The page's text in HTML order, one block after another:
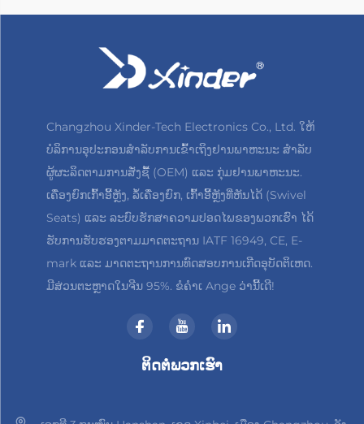
Changzhou Xinder-Tech Electronics Co., Ltd. ໃຫ້
ບໍລິການອຸປະກອນສຳລັບການເຂົ້າເຖິງຢານພາຫະນະ ສຳລັບ
ຜູ້ຜະລິດຕາມການສັ່ງຊື້ (OEM) ແລະ ກຸ່ມຢານພາຫະນະ.
ເຄື່ອງຍົກເກົ້າອີ້ຫຼັງ, ລໍ້ເຄື່ອງຍົກ, ເກົ້າອີ້ຫຼັງທີ່ຫັນໄດ້ (Swivel
Seats) ແລະ ລະບົບຮັກສາຄວາມປອດໄພຂອງພວກເຮົາ ໄດ້
ຮັບການຮັບຮອງຕາມມາດຕະຖານ IATF 16949, CE, E-
mark ແລະ ມາດຕະຖານການທົດສອບການເກີດອຸບັດຕິເຫດ.
ມີສ່ວນຕະຫຼາດໃນຈີນ 95%. ຂໍຄຳເ Ange ວ່ານີ້ເດີ!
ຕິດຕໍ່ພວກເຮົາ